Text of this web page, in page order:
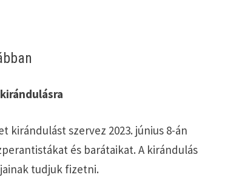
kirándulást szervez 2023. június 8-án
és barátaikat. A kirándulás
tudjuk fizetni.